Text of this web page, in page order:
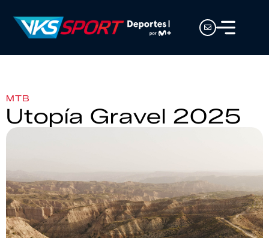
MTB
Utopía Gravel 2025